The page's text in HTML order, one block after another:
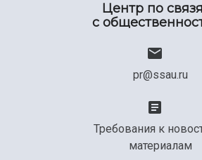
Центр по
с
pr@ssau.ru
Требования к
материалам